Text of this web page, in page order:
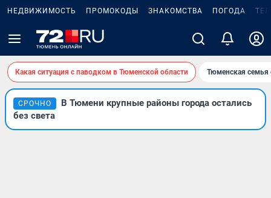
НЕДВИЖИМОСТЬ ПРОМОКОДЫ ЗНАКОМСТВА ПОГОДА
Какая ситуация с паводком в Тюменской области Тюменская семья
СРОЧНО
В Тюмени крупные районы города остались
без света